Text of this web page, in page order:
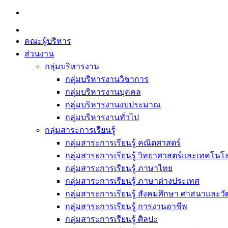
Skip
content
คณะผู้บริหาร
ส่วนงาน
กลุ่มบริหารงาน
กลุ่มบริหารงานวิชาการ
กลุ่มบริหารงานบุคคล
กลุ่มบริหารงานงบประมาณ
กลุ่มบริหารงานทั่วไป
กลุ่มสาระการเรียนรู้
กลุ่มสาระการเรียนรู้ คณิตศาสตร์
กลุ่มสาระการเรียนรู้ วิทยาศาสตร์และเทคโนโ
กลุ่มสาระการเรียนรู้ ภาษาไทย
กลุ่มสาระการเรียนรู้ ภาษาต่างประเทศ
กลุ่มสาระการเรียนรู้ สังคมศึกษา ศาสนาและ
กลุ่มสาระการเรียนรู้ การงานอาชีพ
กลุ่มสาระการเรียนรู้ ศิลปะ